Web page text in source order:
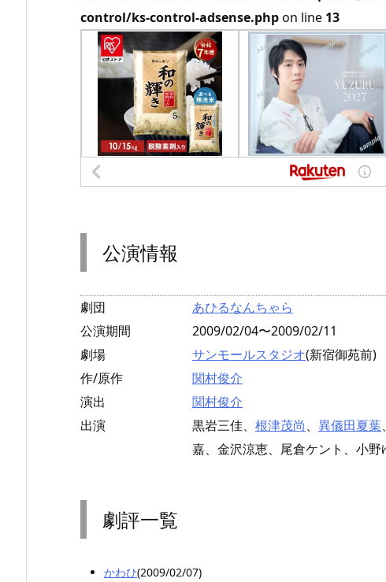
control/ks-control-adsense.phpon line 13
公演情報
劇団
あひるなんちゃら
公演期間
2009/02/04〜2009/02/11
劇場
サンモールスタジオ(新宿御苑前)
作/原作
関村俊介
演出
関村俊介
出演
黒岩三佳、 根津茂尚、 異儀田夏葉
嘉、金沢涼恵、尾倉ケント、小野
劇評一覧
かわひ(2009/02/07)